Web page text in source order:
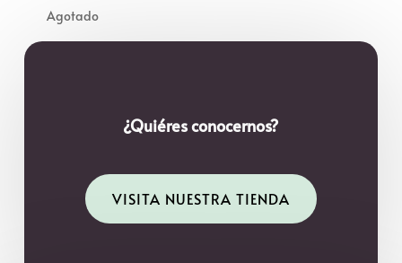
era:
35,90€.28,95€.
¿Quiéres conocernos?
VISITA NUESTRA TIENDA